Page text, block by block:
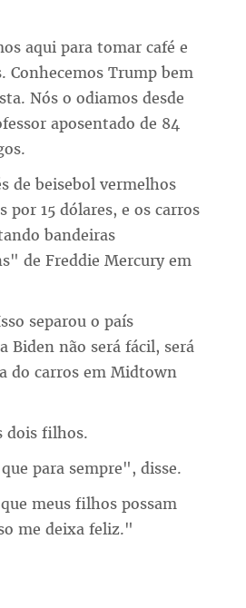
aqui para tomar café e
Conhecemos Trump bem
Nós o odiamos desde
aposentado de 84
de beisebol vermelhos
15 dólares, e os carros
bandeiras
de Freddie Mercury em
separou o país
Biden não será fácil, será
do carros em Midtown
dois filhos.
para sempre", disse.
meus filhos possam
me deixa feliz."